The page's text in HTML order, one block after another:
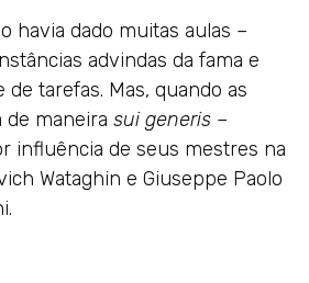
havia dado muitas aulas –
advindas da fama e
tarefas. Mas, quando as
de maneira sui generis –
influência de seus mestres na
Wataghin e Giuseppe Paolo